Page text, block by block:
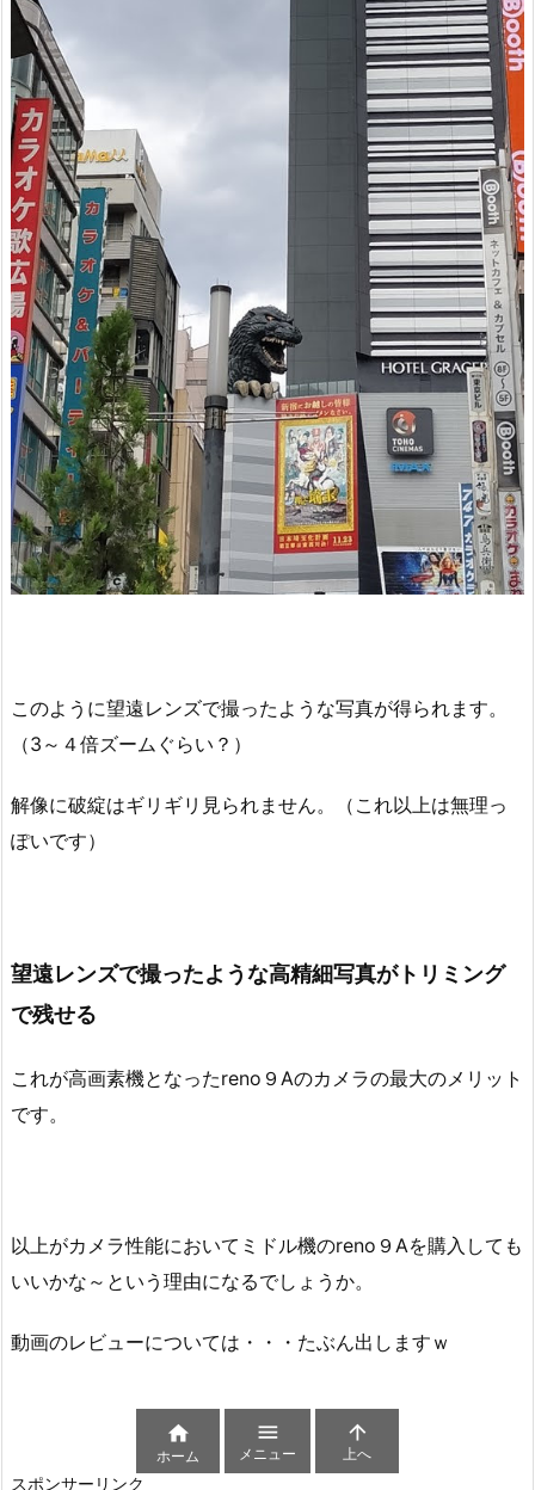
このように望遠レンズで撮ったような写真が得られます。
（3～４倍ズームぐらい？）
解像に破綻はギリギリ見られません。（これ以上は無理っ
ぽいです）
望遠レンズで撮ったような高精細写真がトリミング
で残せる
これが高画素機となったreno９Aのカメラの最大のメリット
です。
以上がカメラ性能においてミドル機のreno９Aを購入しても
いいかな～という理由になるでしょうか。
動画のレビューについては・・・たぶん出しますｗ
スポンサーリンク

ホーム

メニュー

上へ